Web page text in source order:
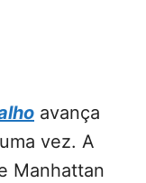
avança
vez. A
Manhattan